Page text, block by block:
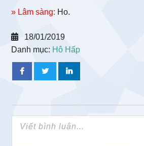
» Lâm sàng: Ho.
18/01/2019
Danh mục: Hô Hấp